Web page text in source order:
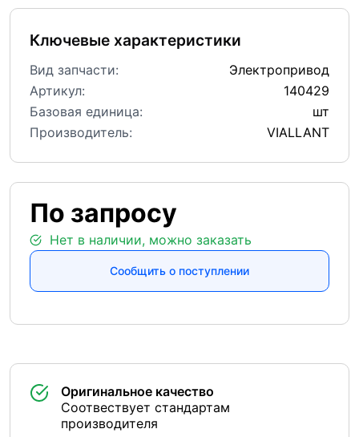
По запросу
Нет в наличии, можно заказать
Сообщить о поступлении
Ключевые характеристики
Вид запчасти:
Электропривод
Артикул:
140429
Базовая единица:
шт
Производитель:
VIALLANT
Оригинальное качество
Соотвествует стандартам
производителя